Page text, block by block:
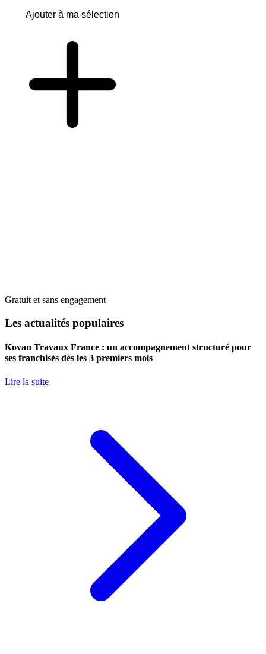
Ajouter à ma sélection
Gratuit et sans engagement
Les actualités populaires
Kovan Travaux France : un accompagnement structuré pour
ses franchisés dès les 3 premiers mois
Lire la suite